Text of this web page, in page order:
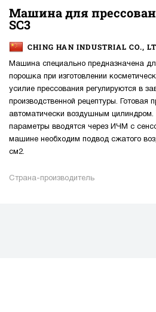
Машина для
SC3
CHING HAN INDUSTRIAL CO.,
Машина специально предназначена
порошка при изготовлении
усилие прессования регулируются в
производственной рецептуры. Готовая
автоматически воздушным
параметры вводятся через ИЧМ с
машине необходим подвод сжатого
см2.
Страна-производитель